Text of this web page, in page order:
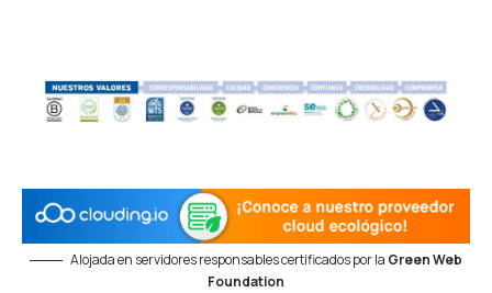
Alojada en servidores responsables certificados por la Green Web
Foundation